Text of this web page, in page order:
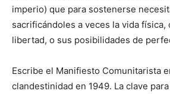
imperio) que para sostenerse
sacrificándoles a veces la vida física,
libertad, o sus posibilidades de
Escribe el Manifiesto Comunitarista
clandestinidad en 1949. La clave